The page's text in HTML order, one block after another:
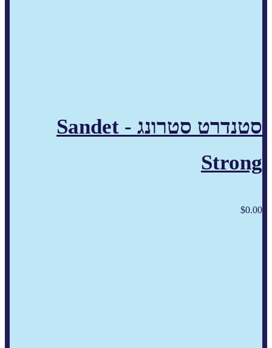
סטנדרט סטרונג - Sandet
Strong
$0.00